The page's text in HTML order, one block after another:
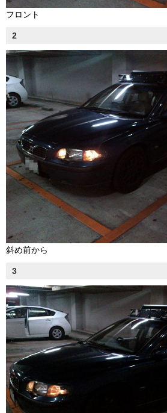
フロント
2
斜め前から
3